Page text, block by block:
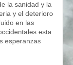
la sanidad y la
y el deterioro
en las
esta
esperanzas